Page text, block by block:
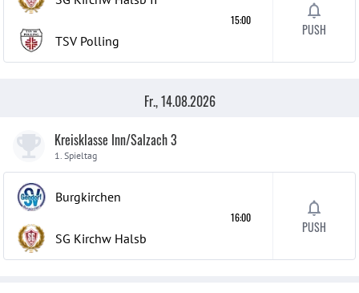
TSV Polling
15:00
PUSH
Fr., 14.08.2026
Kreisklasse Inn/Salzach 3
1. Spieltag
Burgkirchen
SG Kirchw Halsb
16:00
PUSH